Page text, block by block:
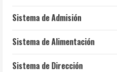
Sistema de Admisión
Sistema de Alimentación
Sistema de Dirección